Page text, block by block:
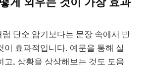
단순 암기보다는 문장 속에서 반
이 효과적입니다. 예문을 통해 실
고, 상황을 상상해보는 것도 도움